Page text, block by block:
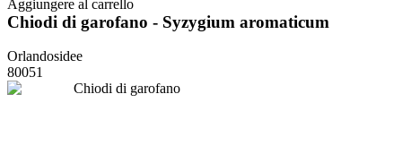
Aggiungere al carrello
Chiodi di garofano - Syzygium aromaticum
Orlandosidee
80051